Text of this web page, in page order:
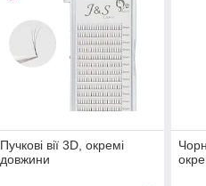
Пучкові вії 3D, окремі
довжини